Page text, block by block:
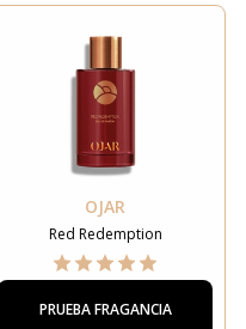
OJAR
Red Redemption
PRUEBA FRAGANCIA